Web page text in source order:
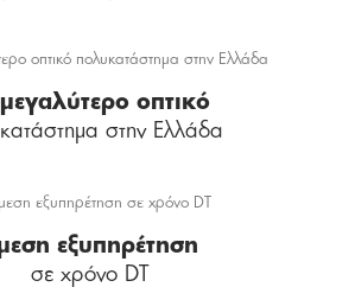
οπτικό
στην Ελλάδα
εξυπηρέτηση
σε χρόνο DT